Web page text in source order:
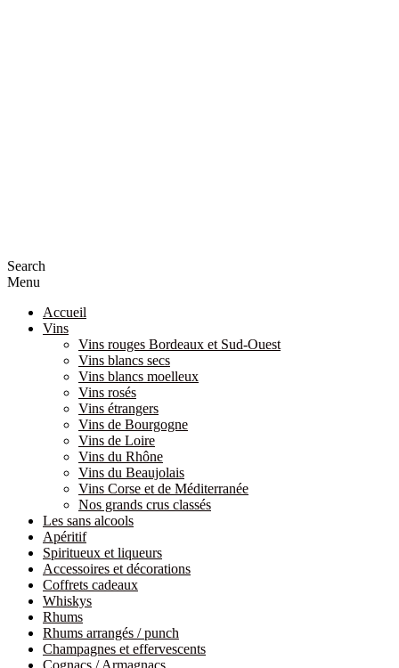
Search
Menu
Accueil
Vins
Vins rouges Bordeaux et Sud-Ouest
Vins blancs secs
Vins blancs moelleux
Vins rosés
Vins étrangers
Vins de Bourgogne
Vins de Loire
Vins du Rhône
Vins du Beaujolais
Vins Corse et de Méditerranée
Nos grands crus classés
Les sans alcools
Apéritif
Spiritueux et liqueurs
Accessoires et décorations
Coffrets cadeaux
Whiskys
Rhums
Rhums arrangés / punch
Champagnes et effervescents
Cognacs / Armagnacs